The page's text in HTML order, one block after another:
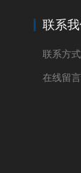
联系我
联系方式
在线留言